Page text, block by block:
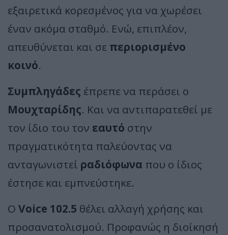
εξαιρετικά κορεσμένος για να χωρέσει
έναν ακόμα σταθμό. Ενώ, επιπλέον,
απευθύνεται και σε περιορισμένο
κοινό.
Συμπληγάδες έπρεπε να περάσει ο
Μουχταρίδης. Και να αντιπαρατεθεί με
τον ίδιο του τον εαυτό στην
πραγματικότητα παλεύοντας να
ανταγωνιστεί ραδιόφωνα που ο ίδιος
έστησε και εμπνεύστηκε.
Ο Voice 102.5 θέλει αλλαγή χρήσης και
προσανατολισμού. Προφανώς η διοίκησή